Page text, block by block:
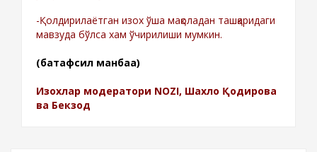
-Қолдирилаётган изох ўша мақоладан ташқаридаги
мавзуда бўлса хам ўчирилиши мумкин.
(батафсил манбаа)
Изохлар модератори NOZI, Шахло Қодирова
ва Бекзод